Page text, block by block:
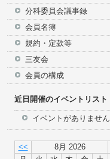
分科委員会議事録
会員名簿
規約・定款等
三友会
会員の構成
近日開催のイベントリスト
イベントがありません
<< 8月 2026